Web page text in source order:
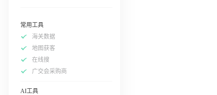
常用工具
海关数据
地图获客
在线搜
广交会采购商
AI工具